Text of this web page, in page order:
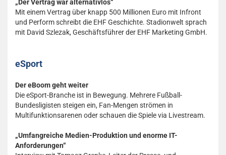
„Der Vertrag war alternativlos“
Mit einem Vertrag über knapp 500 Millionen Euro mit Infront
und Perform schreibt die EHF Geschichte. Stadionwelt sprach
mit David Szlezak, Geschäftsführer der EHF Marketing GmbH.
eSport
Der eBoom geht weiter
Die eSport-Branche ist in Bewegung. Mehrere Fußball-
Bundesligisten steigen ein, Fan-Mengen strömen in
Multifunktionsarenen oder schauen die Spiele via Livestream.
„Umfangreiche Medien-Produktion und enorme IT-
Anforderungen“